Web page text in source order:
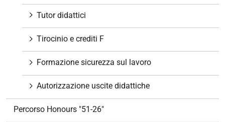
Tutor didattici
Tirocinio e crediti F
Formazione sicurezza sul lavoro
Autorizzazione uscite didattiche
Percorso Honours "51-26"